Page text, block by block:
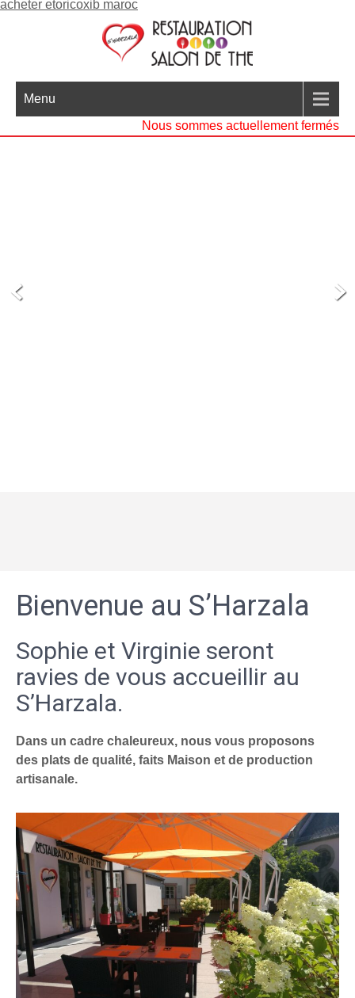
acheter etoricoxib maroc
Menu
Nous sommes actuellement fermés
Bienvenue au S’Harzala
Sophie et Virginie seront
ravies de vous accueillir au
S’Harzala.
Dans un cadre chaleureux, nous vous proposons
des plats de qualité, faits Maison et de production
artisanale.